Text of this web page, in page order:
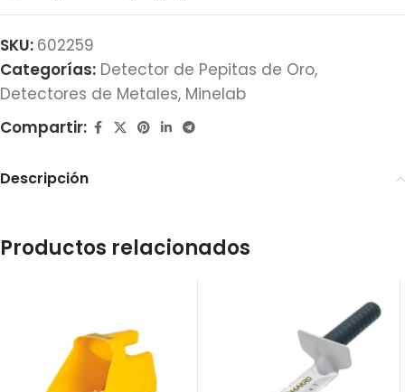
SKU: 602259
Categorías: Detector de Pepitas de Oro,
Detectores de Metales, Minelab
Compartir:
Descripción
Productos relacionados